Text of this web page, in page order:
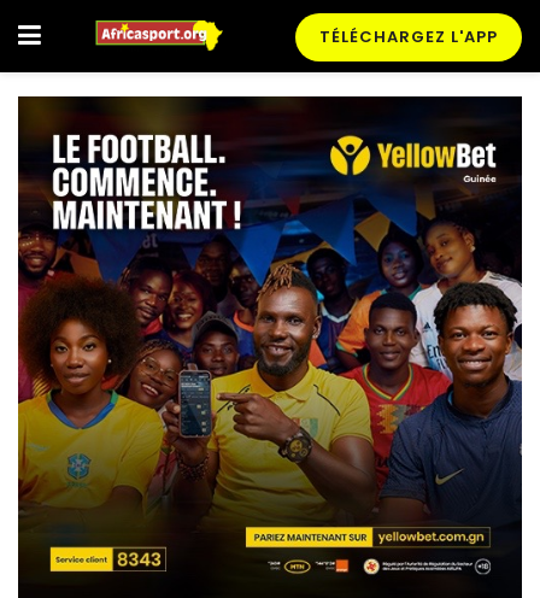
TÉLÉCHARGEZ L'APP